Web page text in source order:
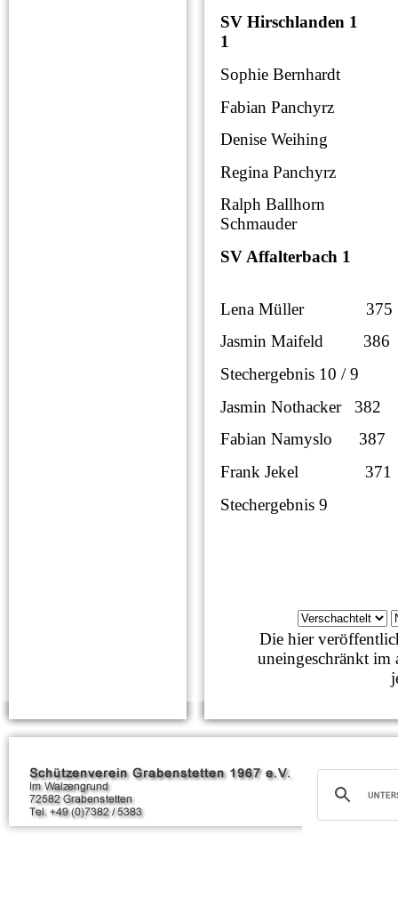
SV
1
Sophie Bernhardt
Fabian Panchyrz
Denise Weihing
Regina Panchyrz
Ralph Ballhorn
Schmauder
SV Affalterbach
Lena Müller 375
Jasmin Maifeld 386
Stechergebnis
Jasmin Nothacker
Fabian Namyslo
Frank Jekel 371 0
Die hier
uneingeschränkt im